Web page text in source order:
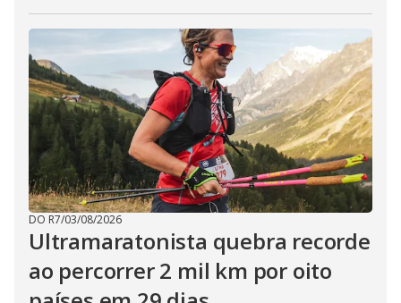
DO R7/03/08/2026
Ultramaratonista quebra recorde
ao percorrer 2 mil km por oito